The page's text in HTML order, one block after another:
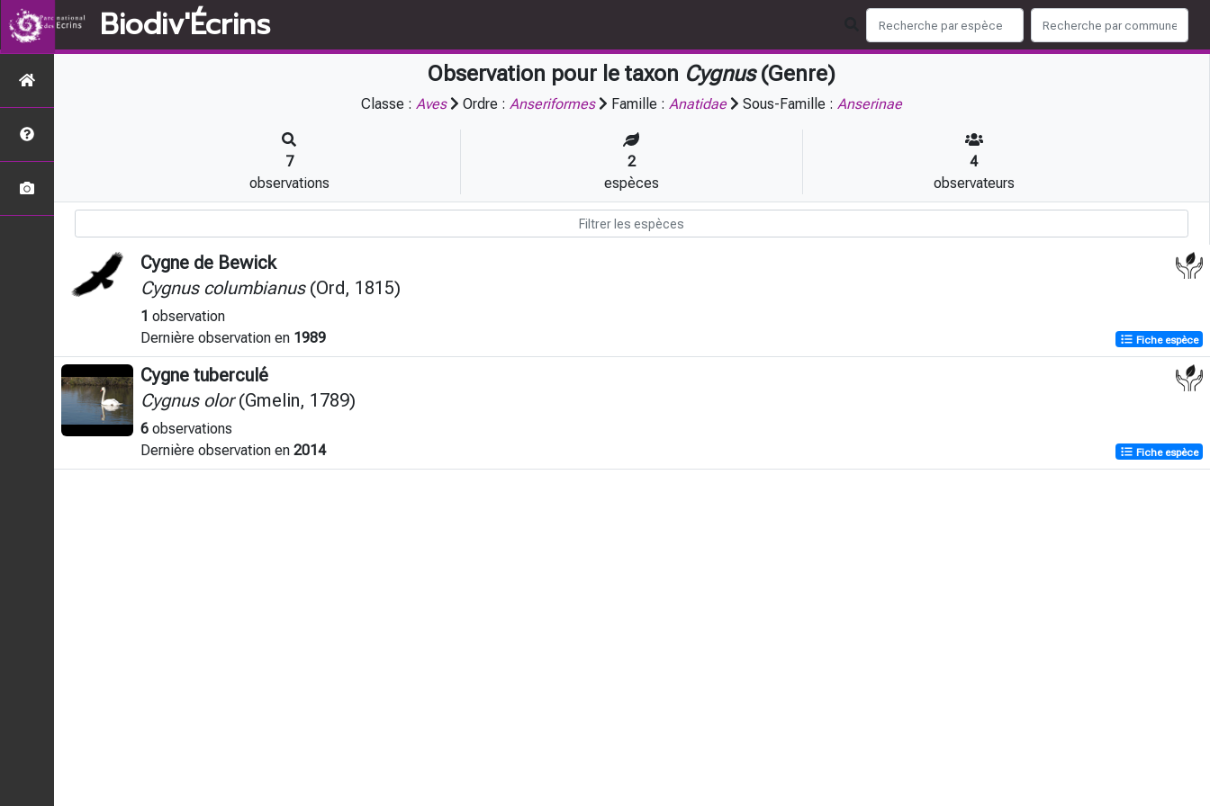
Biodiv'Écrins
Observation pour le taxon Cygnus(Genre)
Classe : Aves Ordre : Anseriformes Famille : Anatidae Sous-Famille : Anserinae
7
observations
2
espèces
4
observateurs
Cygne de Bewick
Cygnus columbianus(Ord, 1815)
1 observation
Dernière observation en 1989 Fiche espèce
Cygne tuberculé
Cygnus olor(Gmelin, 1789)
6 observations
Dernière observation en 2014 Fiche espèce